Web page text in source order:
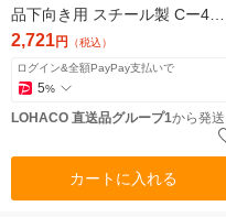
品下向き用 スチール製 Cー4D 1
個 500-3849（直送品）
2,721円 （税込）
ログイン&全額PayPay支払いで
5%
LOHACO 直送品グループ1から発送
カートに入れる